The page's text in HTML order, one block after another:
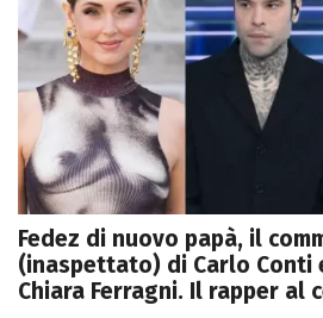
Fedez di nuovo papà, il
(inaspettato) di Carlo Conti
Chiara Ferragni. Il rapper al